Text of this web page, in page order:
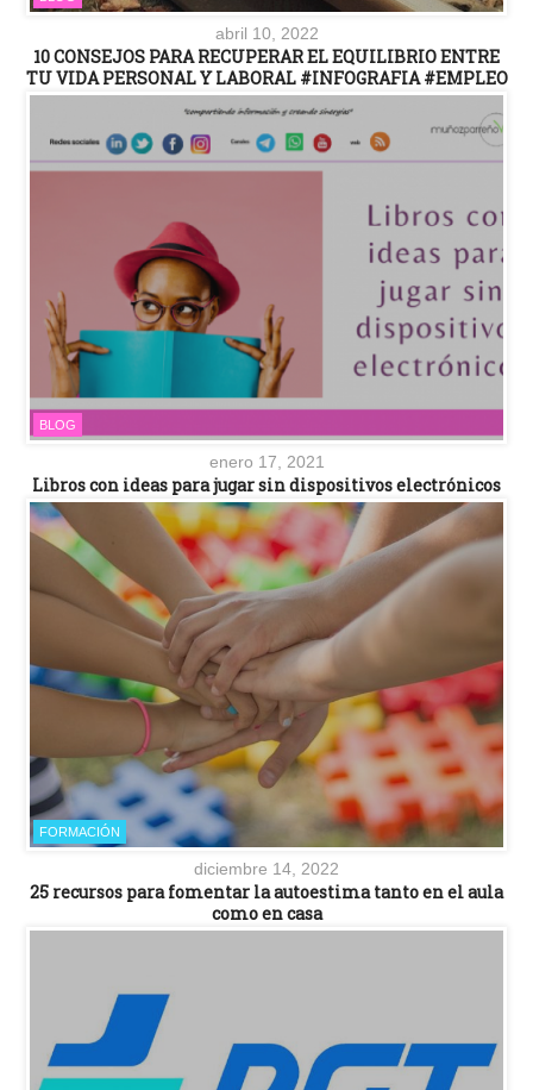
abril 10, 2022
10 CONSEJOS PARA RECUPERAR EL EQUILIBRIO ENTRE
TU VIDA PERSONAL Y LABORAL #INFOGRAFIA #EMPLEO
BLOG
enero 17, 2021
Libros con ideas para jugar sin dispositivos electrónicos
FORMACIÓN
diciembre 14, 2022
25 recursos para fomentar la autoestima tanto en el aula
como en casa